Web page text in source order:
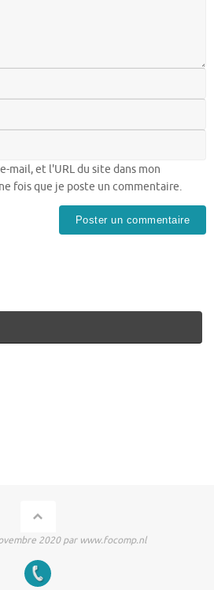
mail, et l'URL du site dans mon
fois que je poste un commentaire.
2020 par www.focomp.nl